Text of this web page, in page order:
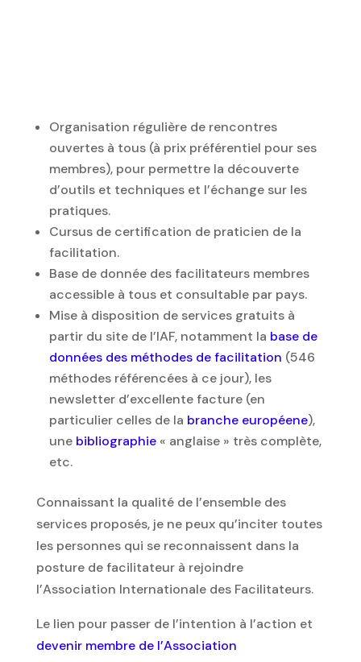
Organisation régulière de rencontres
ouvertes à tous (à prix préférentiel pour ses
membres), pour permettre la découverte
d’outils et techniques et l’échange sur les
pratiques.
Cursus de certification de praticien de la
facilitation.
Base de donnée des facilitateurs membres
accessible à tous et consultable par pays.
Mise à disposition de services gratuits à
partir du site de l’IAF, notamment la base de
données des méthodes de facilitation (546
méthodes référencées à ce jour), les
newsletter d’excellente facture (en
particulier celles de la branche européene),
une bibliographie« anglaise » très complète,
etc.
Connaissant la qualité de l’ensemble des
services proposés, je ne peux qu’inciter toutes
les personnes qui se reconnaissent dans la
posture de facilitateur à rejoindre
l’Association Internationale des Facilitateurs.
Le lien pour passer de l’intention à l’action et
devenir membre de l’Association